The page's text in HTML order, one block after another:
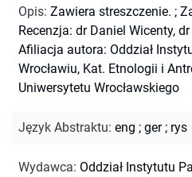
Opis: Zawiera streszczenie. ;
Recenzja: dr Daniel Wicenty,
Afiliacja autora: Oddział
Wrocławiu, Kat. Etnologii i
Uniwersytetu Wrocławskiego
Język Abstraktu: eng ; ger; rys
Wydawca: Oddział Instytutu